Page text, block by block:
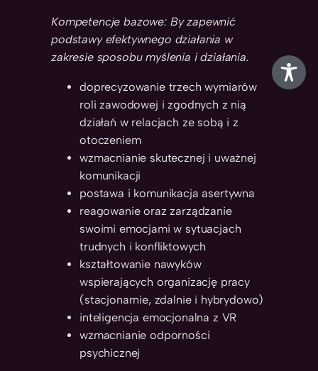
Kompetencje bazowe: By zapewnić
podstawy efektywnego działania w
zakresie sposobu myślenia i działania.
doprecyzowanie trzech wymiarów
roli zawodowej i zgodnych z nią
działań w relacjach ze sobą i z
otoczeniem
wzmacnianie skutecznej i uważnej
komunikacji
postawa i komunikacja asertywna
reagowanie oraz zarządzanie
swoimi emocjami w sytuacjach
trudnych i konfliktowych
kształtowanie nawyków
wspierających organizację pracy
(stacjonarnie, zdalnie i hybrydowo)
inteligencja emocjonalna z VR
wzmacnianie odporności
psychicznej